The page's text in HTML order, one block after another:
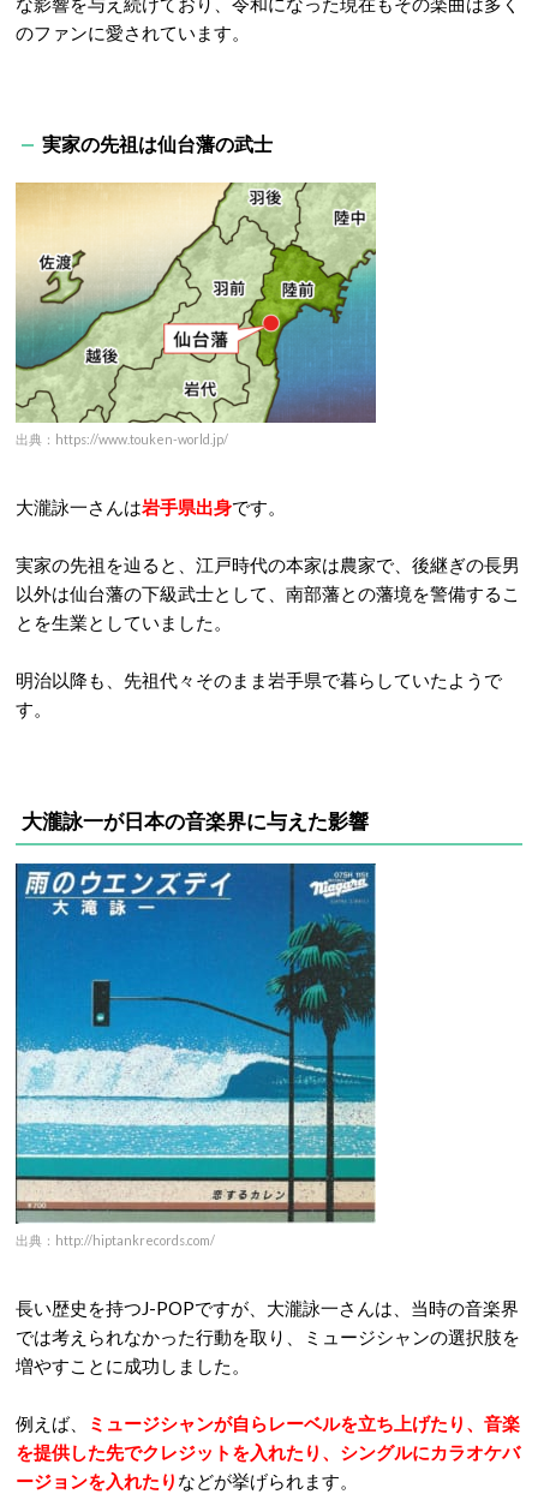
のファンに愛されています。
実家の先祖は仙台藩の武士
出典：https://www.touken-world.jp/
大瀧詠一さんは岩手県出身です。
実家の先祖を辿ると、江戸時代の本家は農家で、後継ぎの長男
以外は仙台藩の下級武士として、南部藩との藩境を警備するこ
とを生業としていました。
明治以降も、先祖代々そのまま岩手県で暮らしていたようで
す。
大瀧詠一が日本の音楽界に与えた影響
出典：http://hiptankrecords.com/
長い歴史を持つJ-POPですが、大瀧詠一さんは、当時の音楽界
では考えられなかった行動を取り、ミュージシャンの選択肢を
増やすことに成功しました。
例えば、
ミュージシャンが自らレーベルを立ち上げたり、音楽
を提供した先でクレジットを入れたり、シングルにカラオケバ
ージョンを入れたり などが挙げられます。